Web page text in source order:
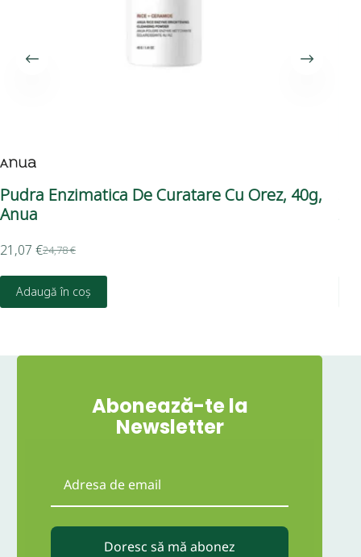
Pudra Enzimatica De Curatare Cu Orez, 40g,
Anua
24,78€
21,07 €
Adaugă în coș
Abonează-te la
Newsletter
Doresc să mă abonez